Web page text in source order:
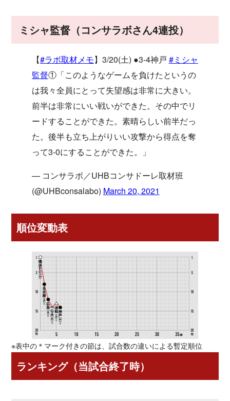
ミシャ監督（コンサラボさん4連投）
【#ラボ取材メモ】3/20(土) ●3-4神戸 #ミシャ
監督①「このようなゲームを負けたというの
は我々全員にとって失望感は非常に大きい。
前半は非常にいい戦いができた。その中でリ
ードすることができた。素晴らしい前半だっ
た。後半も立ち上がりいい攻撃から得点を奪
って3-0にすることができた。」
— コンサラボ／UHBコンサドーレ取材班
(@UHBconsalabo) March 20, 2021
順位変動表
※表中の＊マーク付きの節は、試合数の違いによる暫定順位
ランキング（当試合終了時）